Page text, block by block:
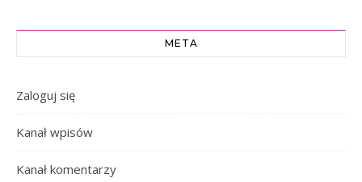
META
Zaloguj się
Kanał wpisów
Kanał komentarzy